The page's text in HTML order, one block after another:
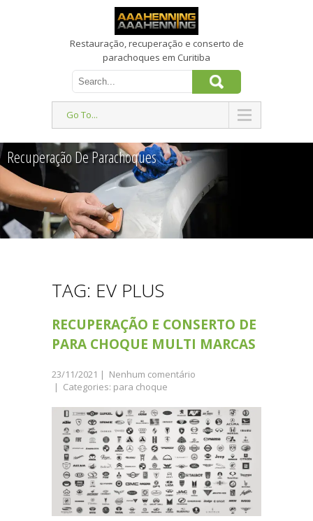
Restauração, recuperação e conserto de
parachoques em Curitiba
Go To...
Recuperação De Parachoques
TAG: EV PLUS
RECUPERAÇÃO E CONSERTO DE
PARA CHOQUE MULTI MARCAS
23/11/2021 | Nenhum comentário
| Categories: para choque